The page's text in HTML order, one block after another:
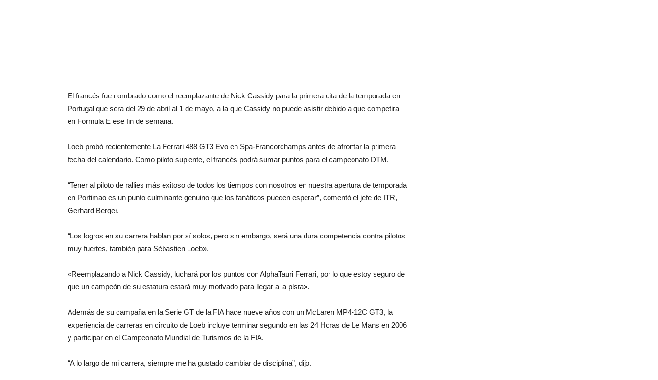
El francés fue nombrado como el reemplazante de Nick Cassidy para la primera cita de la temporada en
Portugal que sera del 29 de abril al 1 de mayo, a la que Cassidy no puede asistir debido a que competira
en Fórmula E ese fin de semana.
Loeb probó recientemente La Ferrari 488 GT3 Evo en Spa-Francorchamps antes de afrontar la primera
fecha del calendario. Como piloto suplente, el francés podrá sumar puntos para el campeonato DTM.
“Tener al piloto de rallies más exitoso de todos los tiempos con nosotros en nuestra apertura de temporada
en Portimao es un punto culminante genuino que los fanáticos pueden esperar”, comentó el jefe de ITR,
Gerhard Berger.
“Los logros en su carrera hablan por sí solos, pero sin embargo, será una dura competencia contra pilotos
muy fuertes, también para Sébastien Loeb».
«Reemplazando a Nick Cassidy, luchará por los puntos con AlphaTauri Ferrari, por lo que estoy seguro de
que un campeón de su estatura estará muy motivado para llegar a la pista».
Además de su campaña en la Serie GT de la FIA hace nueve años con un McLaren MP4-12C GT3, la
experiencia de carreras en circuito de Loeb incluye terminar segundo en las 24 Horas de Le Mans en 2006
y participar en el Campeonato Mundial de Turismos de la FIA.
“A lo largo de mi carrera, siempre me ha gustado cambiar de disciplina”, dijo.